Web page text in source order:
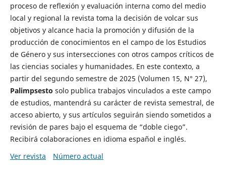
proceso de reflexión y evaluación interna como del medio
local y regional la revista toma la decisión de volcar sus
objetivos y alcance hacia la promoción y difusión de la
producción de conocimientos en el campo de los Estudios
de Género y sus intersecciones con otros campos críticos de
las ciencias sociales y humanidades. En este contexto, a
partir del segundo semestre de 2025 (Volumen 15, N° 27),
Palimpsesto solo publica trabajos vinculados a este campo
de estudios, mantendrá su carácter de revista semestral, de
acceso abierto, y sus artículos seguirán siendo sometidos a
revisión de pares bajo el esquema de “doble ciego”.
Recibirá colaboraciones en idioma español e inglés.
Ver revista
Número actual